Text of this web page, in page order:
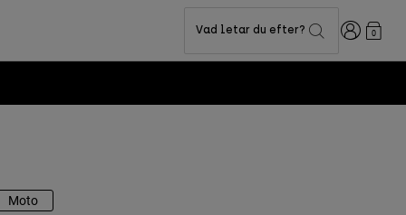
Vad letar du efter? Login0
Moto